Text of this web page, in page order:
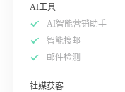
AI工具
AI智能营销助手
智能搜邮
邮件检测
社媒获客